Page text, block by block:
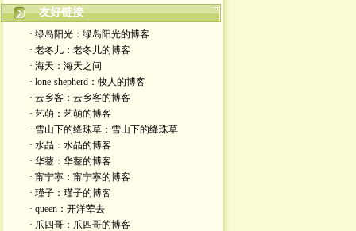
友好链接
· 绿岛阳光：绿岛阳光的博客
· 老冬儿：老冬儿的博客
· 海天：海天之间
· lone-shepherd：牧人的博客
· 云乡客：云乡客的博客
· 艺萌：艺萌的博客
· 雪山下的绛珠草：雪山下的绛珠草
· 水晶：水晶的博客
· 华蓥：华蓥的博客
· 甯宁寧：甯宁寧的博客
· 瑾子：瑾子的博客
· queen：开洋荤去
· 爪四哥：爪四哥的博客